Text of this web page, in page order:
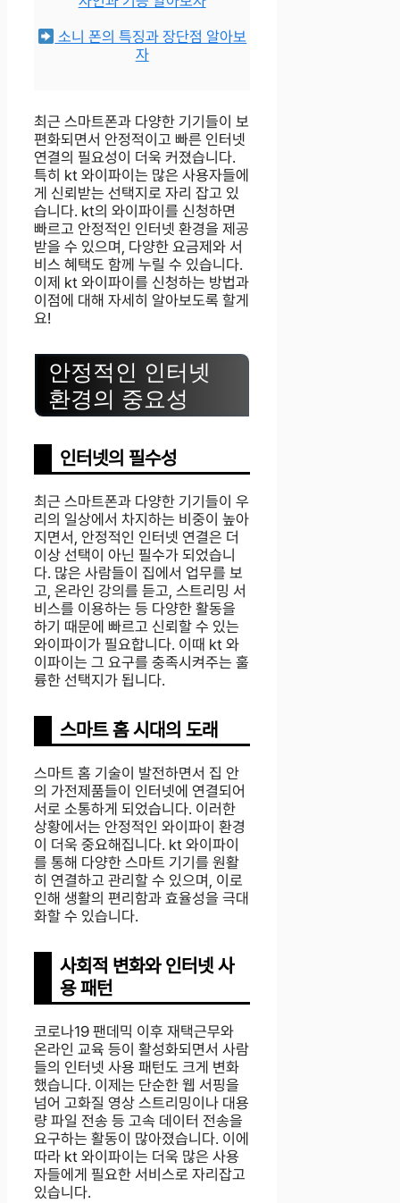
소니 폰의 특징과 장단점 알아보
자
최근 스마트폰과 다양한 기기들이 보
편화되면서 안정적이고 빠른 인터넷
연결의 필요성이 더욱 커졌습니다.
특히 kt 와이파이는 많은 사용자들에
게 신뢰받는 선택지로 자리 잡고 있
습니다. kt의 와이파이를 신청하면
빠르고 안정적인 인터넷 환경을 제공
받을 수 있으며, 다양한 요금제와 서
비스 혜택도 함께 누릴 수 있습니다.
이제 kt 와이파이를 신청하는 방법과
이점에 대해 자세히 알아보도록 할게
요!
안정적인 인터넷
환경의 중요성
인터넷의 필수성
최근 스마트폰과 다양한 기기들이 우
리의 일상에서 차지하는 비중이 높아
지면서, 안정적인 인터넷 연결은 더
이상 선택이 아닌 필수가 되었습니
다. 많은 사람들이 집에서 업무를 보
고, 온라인 강의를 듣고, 스트리밍 서
비스를 이용하는 등 다양한 활동을
하기 때문에 빠르고 신뢰할 수 있는
와이파이가 필요합니다. 이때 kt 와
이파이는 그 요구를 충족시켜주는 훌
륭한 선택지가 됩니다.
스마트 홈 시대의 도래
스마트 홈 기술이 발전하면서 집 안
의 가전제품들이 인터넷에 연결되어
서로 소통하게 되었습니다. 이러한
상황에서는 안정적인 와이파이 환경
이 더욱 중요해집니다. kt 와이파이
를 통해 다양한 스마트 기기를 원활
히 연결하고 관리할 수 있으며, 이로
인해 생활의 편리함과 효율성을 극대
화할 수 있습니다.
사회적 변화와 인터넷 사
용 패턴
코로나19 팬데믹 이후 재택근무와
온라인 교육 등이 활성화되면서 사람
들의 인터넷 사용 패턴도 크게 변화
했습니다. 이제는 단순한 웹 서핑을
넘어 고화질 영상 스트리밍이나 대용
량 파일 전송 등 고속 데이터 전송을
요구하는 활동이 많아졌습니다. 이에
따라 kt 와이파이는 더욱 많은 사용
자들에게 필요한 서비스로 자리잡고
있습니다.